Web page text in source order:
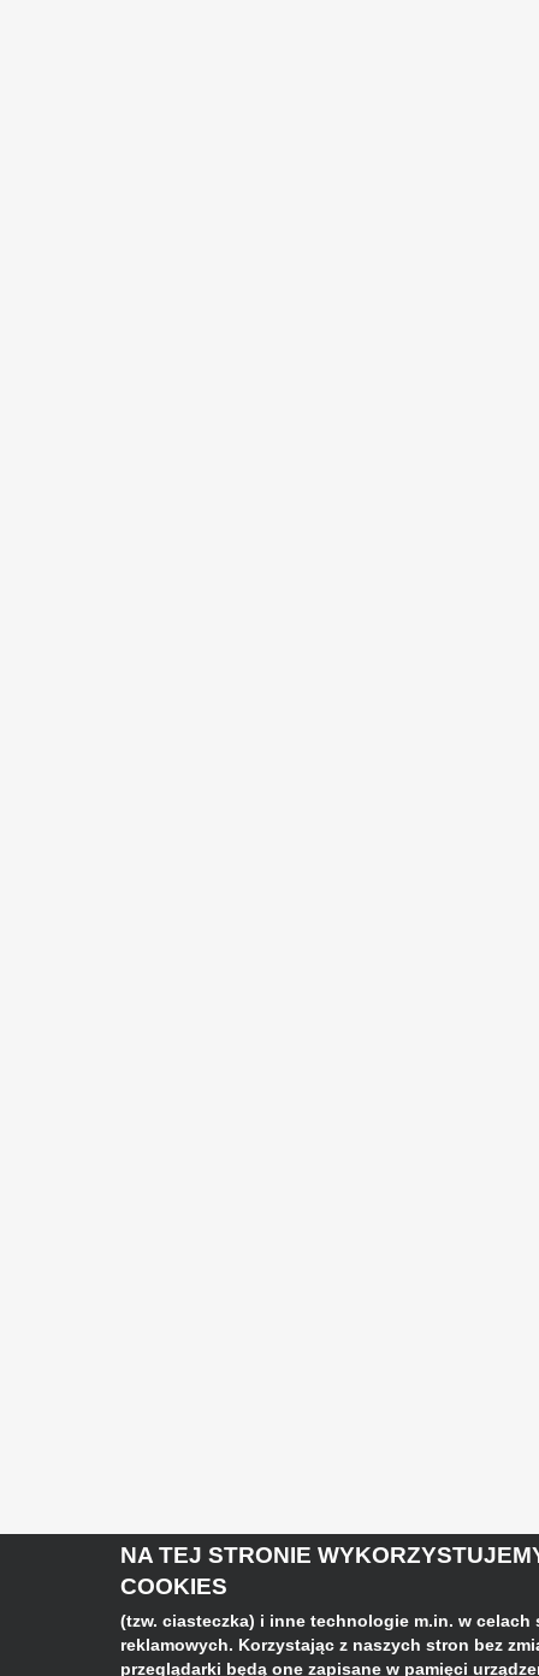
NA TEJ STRONIE
COOKIES
(tzw. ciasteczka) i inne technologie m.in. w
reklamowych. Korzystając z naszych stron bez
przeglądarki będą one zapisane w pamięci